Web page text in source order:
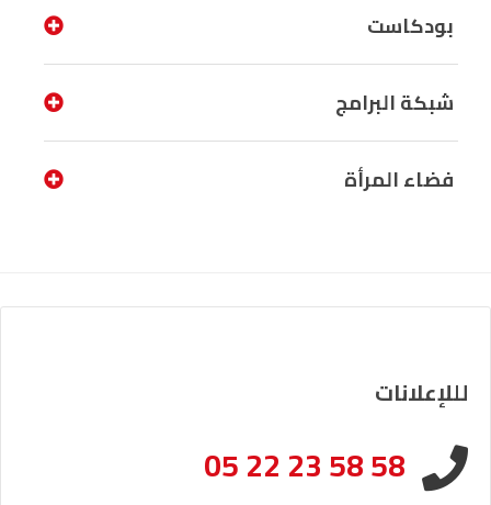
بودكاست
شبكة البرامج
فضاء المرأة
لللإعلانات
05 22 23 58 58